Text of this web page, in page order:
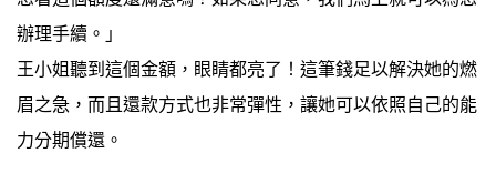
辦理手續。」
王小姐聽到這個金額，眼睛都亮了！這筆錢足以解決她的燃
眉之急，而且還款方式也非常彈性，讓她可以依照自己的能
力分期償還。